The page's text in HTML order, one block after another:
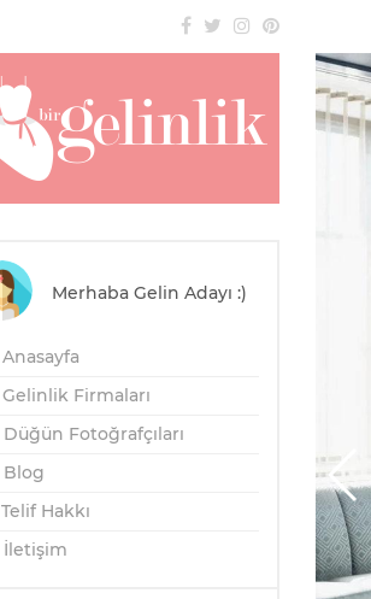
Merhaba Gelin Adayı :)
Anasayfa
Gelinlik Firmaları
Düğün Fotoğrafçıları
Blog
Telif Hakkı
İletişim